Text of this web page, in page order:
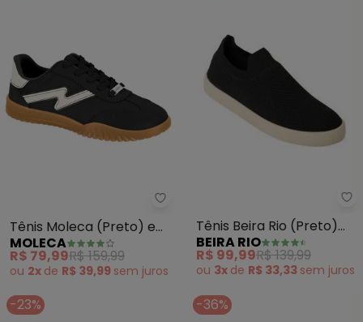
Moleca - Tênis Moleca (Preto)
Tênis Moleca (Preto) em
Camurça Sintética
MOLECA
R$ 79,99R$ 159,99
ou 2x de R$ 39,99 sem juros
Tênis Beira Rio (Preto)
em Tecido
BEIRA RIO
R$ 99,99R$ 139,99
ou 3x de R$ 33,33 sem juros
-23% -36%